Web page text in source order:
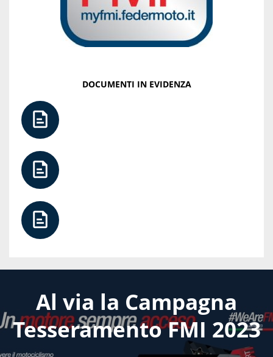
DOCUMENTI IN EVIDENZA
Al via la Campagna
Tesseramento FMI 2023